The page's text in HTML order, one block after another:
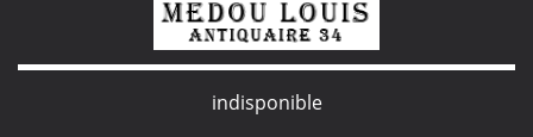
indisponible